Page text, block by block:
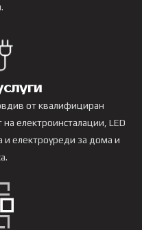
от квалифициран
електроинсталации, LED
и електроуреди за дома и